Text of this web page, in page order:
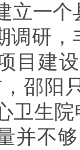
立一
调研
目建
，邵阳
卫生
并不